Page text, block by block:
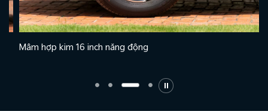
Mâm hợp kim 16 inch năng động